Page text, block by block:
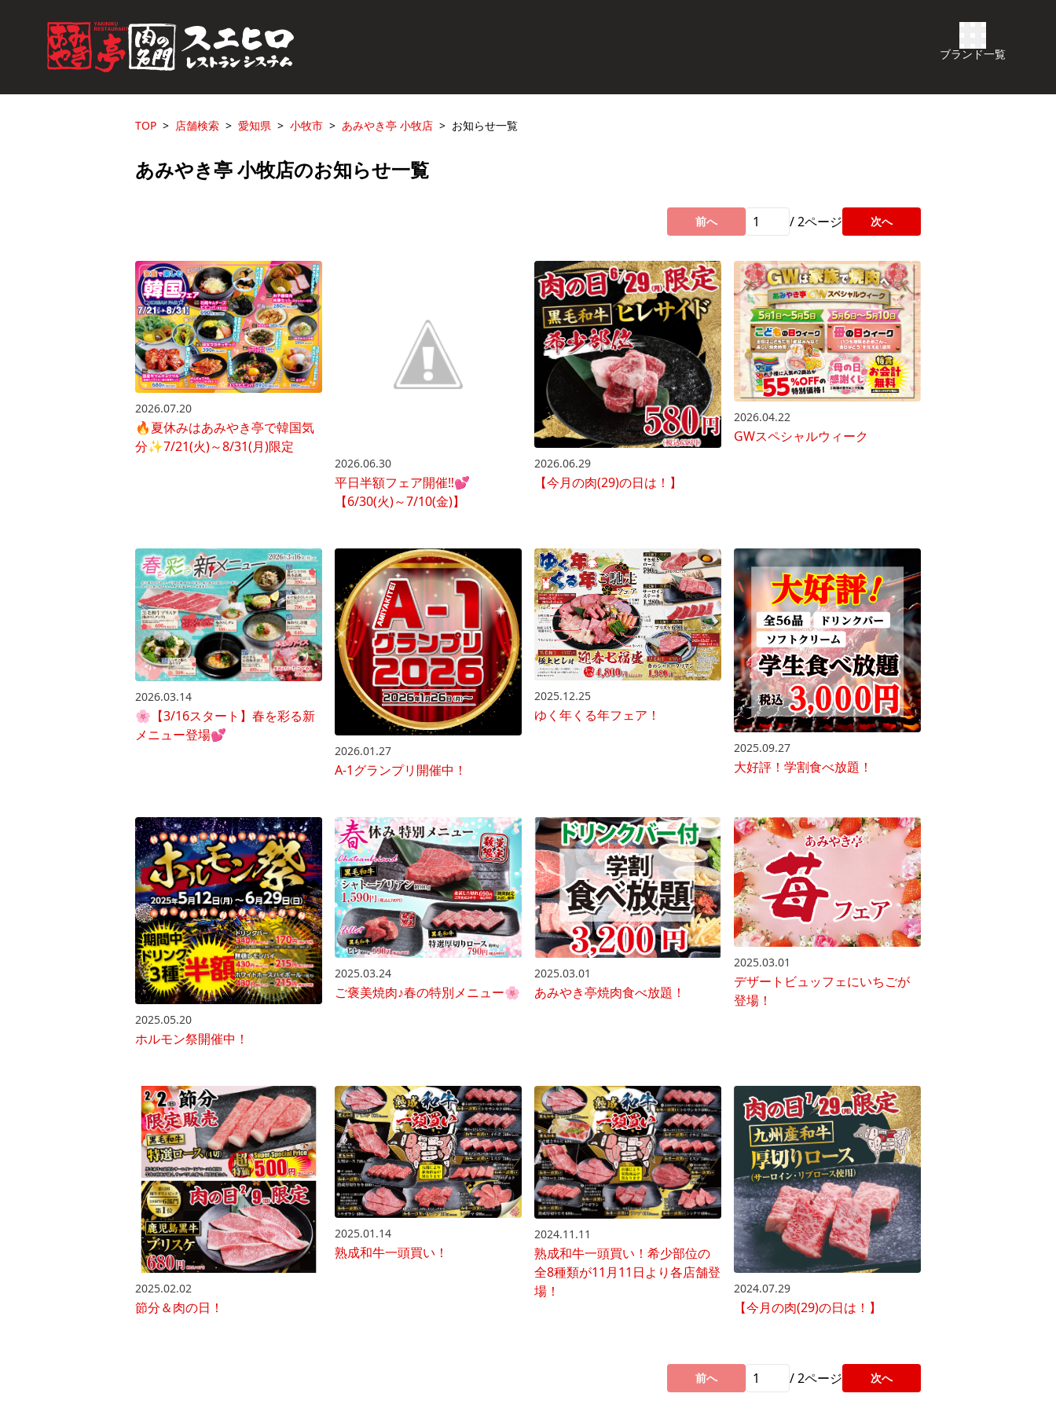
ブランド一覧
TOP 店舗検索 愛知県 小牧市 あみやき亭 小牧店 お知らせ一覧
あみやき亭 小牧店のお知らせ一覧
前へ /2ページ 次へ
2026.07.20
🔥夏休みはあみやき亭で韓国気
分✨7/21(火)～8/31(月)限定
2026.06.30
平日半額フェア開催‼💕
【6/30(火)～7/10(金)】
2026.06.29
【今月の肉(29)の日は！】
2026.04.22
GWスペシャルウィーク
2026.03.14
🌸【3/16スタート】春を彩る新
メニュー登場💕
2026.01.27
A-1グランプリ開催中！
2025.12.25
ゆく年くる年フェア！
2025.09.27
大好評！学割食べ放題！
2025.05.20
ホルモン祭開催中！
2025.03.24
ご褒美焼肉♪春の特別メニュー🌸
2025.03.01
あみやき亭焼肉食べ放題！
2025.03.01
デザートビュッフェにいちごが
登場！
2025.02.02
節分＆肉の日！
2025.01.14
熟成和牛一頭買い！
2024.11.11
熟成和牛一頭買い！希少部位の
全8種類が11月11日より各店舗登
場！
2024.07.29
【今月の肉(29)の日は！】
前へ /2ページ 次へ